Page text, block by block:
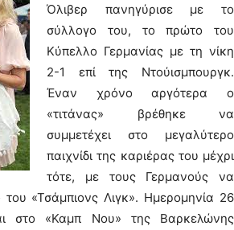
Όλιβερ πανηγύρισε με το
σύλλογο του, το πρώτο του
Κύπελλο Γερμανίας με τη νίκη
2-1 επί της Ντούισμπουργκ.
Έναν χρόνο αργότερα ο
«τιτάνας» βρέθηκε να
συμμετέχει στο μεγαλύτερο
παιχνίδι της καριέρας του μέχρι
τότε, με τους Γερμανούς να
«Τσάμπιονς Λιγκ». Ημερομηνία 26
στο «Καμπ Νου» της Βαρκελώνης